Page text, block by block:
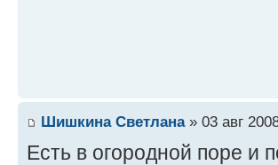
Шишкина Светлана» 03 авг
Есть в огородной поре